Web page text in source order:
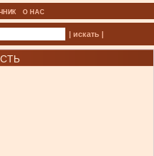
О НАС
| искать |